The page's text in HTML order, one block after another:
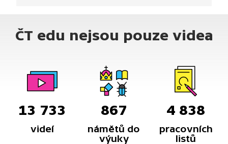
ČT edu nejsou pouze videa
13 733
videí
867
námětů do
výuky
4 838
pracovních
listů